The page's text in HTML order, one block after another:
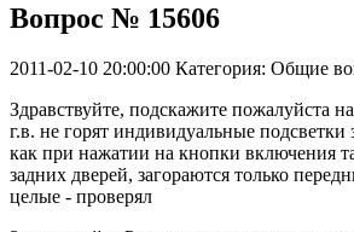
Вопрос № 15606
2011-02-10 20:00:00 Категория: Общие
Здравствуйте, подскажите пожалуйста
г.в. не горят индивидуальные подсветки
как при нажатии на кнопки включения
задних дверей, загораются только
целые - проверял